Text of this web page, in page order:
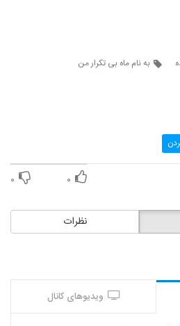
به نام ماه بی تکرار من
۰ ۰
نظرات
ویدیوهای کانال